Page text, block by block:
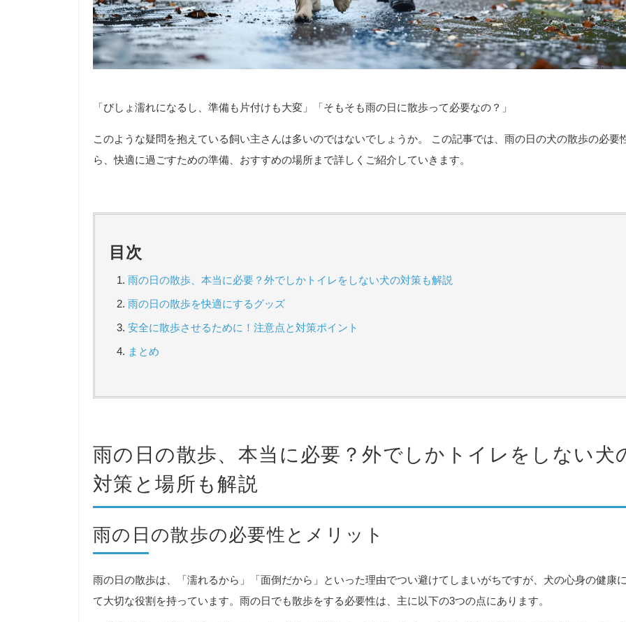
「びしょ濡れになるし、準備も片付けも大変」「そもそも雨の日に散歩って必要なの？」
このような疑問を抱えている飼い主さんは多いのではないでしょうか。 この記事では、雨の日の犬の散歩の必要
ら、快適に過ごすための準備、おすすめの場所まで詳しくご紹介していきます。
目次
雨の日の散歩、本当に必要？外でしかトイレをしない犬の対策も解説
雨の日の散歩を快適にするグッズ
安全に散歩させるために！注意点と対策ポイント
まとめ
雨の日の散歩、本当に必要？外でしかトイレをしない犬
対策と場所も解説
雨の日の散歩の必要性とメリット
雨の日の散歩は、「濡れるから」「面倒だから」といった理由でつい避けてしまいがちですが、犬の心身の健康
て大切な役割を持っています。雨の日でも散歩をする必要性は、主に以下の3つの点にあります。